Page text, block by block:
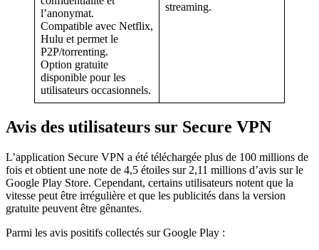
l’anonymat.
Compatible avec Netflix,
Hulu et permet le
P2P/torrenting.
Option gratuite
disponible pour les
utilisateurs occasionnels.
streaming.
Avis des utilisateurs sur Secure VPN
L’application Secure VPN a été téléchargée plus de 100 millions de
fois et obtient une note de 4,5 étoiles sur 2,11 millions d’avis sur le
Google Play Store. Cependant, certains utilisateurs notent que la
vitesse peut être irrégulière et que les publicités dans la version
gratuite peuvent être gênantes.
Parmi les avis positifs collectés sur Google Play :